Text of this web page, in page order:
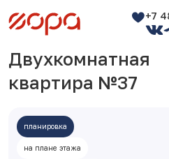
+7
Двухкомнатная
квартира №37
планировка
на плане этажа